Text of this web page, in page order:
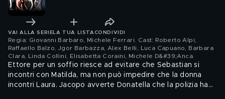
VAI ALLA SERIE LA TUA LISTA CONDIVIDI
Regia: Giovanni Barbaro, Michele Ferrari. Cast: Roberto Alpi,
Raffaello Balzo, Jgor Barbazza, Alex Belli, Luca Capuano, Barbara
Clara, Linda Collini, Elisabetta Coraini, Michele D&#39;Anca
Ettore per un soffio riesce ad evitare che Sebastian si
incontri con Matilda, ma non può impedire che la donna
incontri Laura. Jacopo avverte Donatella che la polizia ha